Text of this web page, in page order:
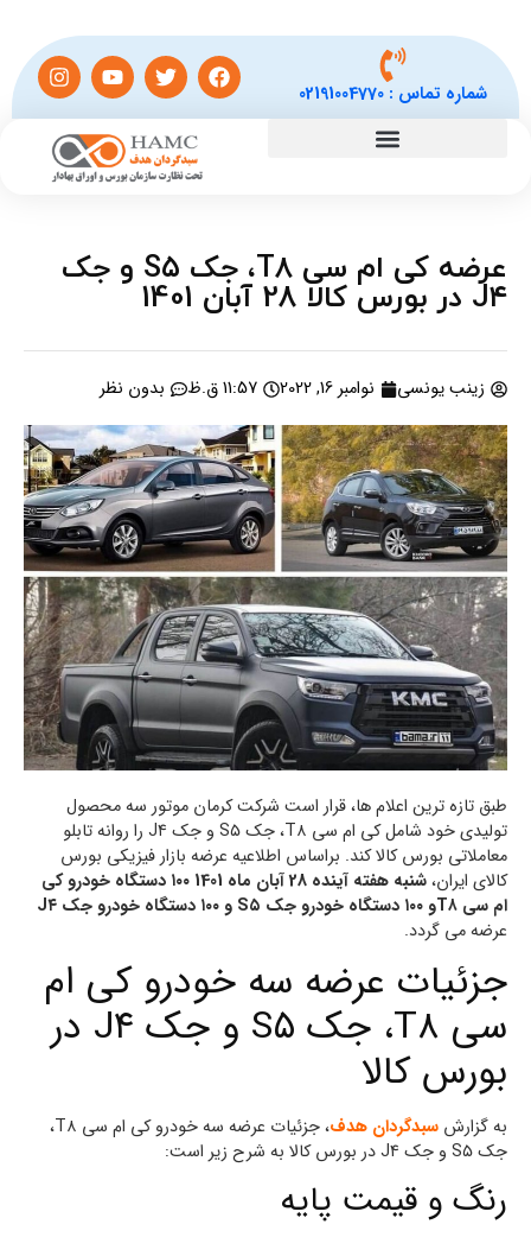
شماره تماس :02191004770
عرضه کی ام سی T۸، جک S۵ و جک
J۴ در بورس کالا 28 آبان 1401
زینب یونسی نوامبر 16, 2022 11:57 ق.ظ بدون نظر
طبق تازه ترین اعلام ها، قرار است شرکت کرمان موتور سه محصول
تولیدی خود شامل کی ام سی T۸، جک S۵ و جک J۴ را روانه تابلو
معاملاتی بورس کالا کند. براساس اطلاعیه عرضه بازار فیزیکی بورس
کالای ایران،
شنبه هفته آینده 28 آبان ماه 1401 ۱۰۰ دستگاه خودرو کی
ام سی T۸و ۱۰۰ دستگاه خودرو جک S۵ و ۱۰۰ دستگاه خودرو جک J۴
عرضه می گردد.
جزئیات عرضه سه خودرو کی ام
سی T۸، جک S۵ و جک J۴ در
بورس کالا
به گزارش سبدگردان هدف
، جزئیات عرضه سه خودرو کی ام سی T۸،
جک S۵ و جک J۴ در بورس کالا به شرح زیر است:
رنگ و قیمت پایه